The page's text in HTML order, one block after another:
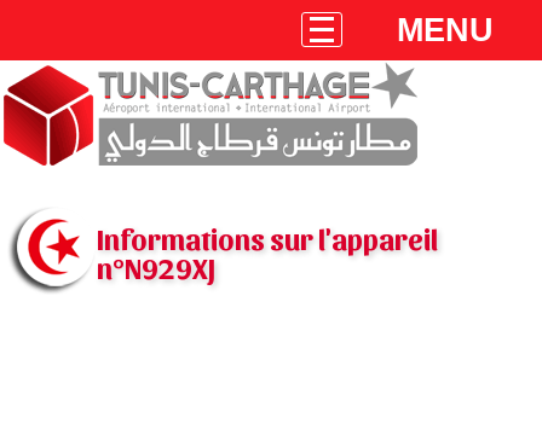
MENU
Informations sur l'appareil
n°N929XJ